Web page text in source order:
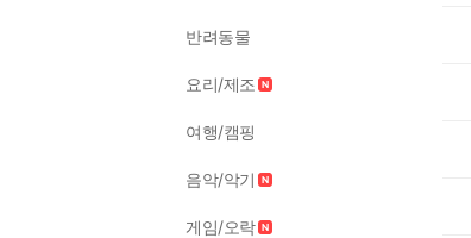
반려동물
요리/제조
여행/캠핑
음악/악기
게임/오락